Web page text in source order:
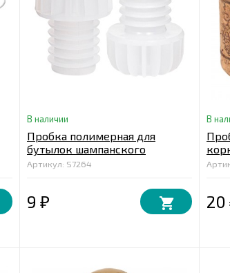
В наличии
Пробка полимерная для
бутылок шампанского
Артикул: S7264
9 ₽
В
20